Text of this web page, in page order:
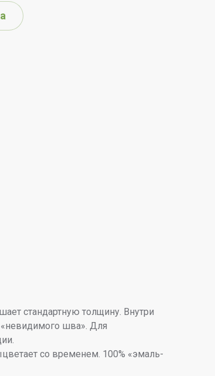
стандартную толщину. Внутри
шва». Для
со временем. 100% «эмаль-